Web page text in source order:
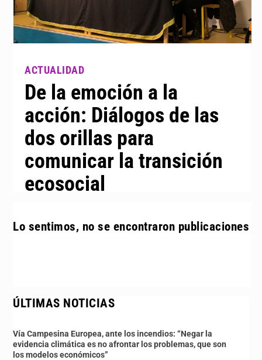
De la emoción a la
acción: Diálogos de las
dos orillas para
comunicar la transición
ecosocial
Lo sentimos, no se encontraron publicaciones
ÚLTIMAS NOTICIAS
Vía Campesina Europea, ante los incendios: “Negar la
evidencia climática es no afrontar los problemas, que son
los modelos económicos”